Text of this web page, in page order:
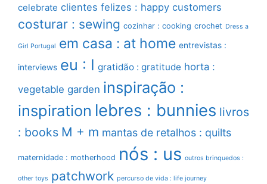
celebrate clientes felizes : happy customers
costurar : sewing cozinhar : cooking crochet Dress a
Girl Portugal em casa : at home entrevistas :
interviews eu : I gratidão : gratitude horta :
vegetable garden inspiração :
inspiration lebres : bunnies livros
: books M + m mantas de retalhos : quilts
maternidade : motherhood nós : us outros brinquedos :
other toys patchwork percurso de vida : life journey